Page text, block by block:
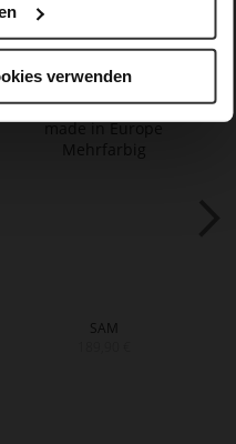
verwenden
auch gefallen
SAM